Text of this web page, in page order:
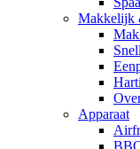
Makkelijk
Apparaat